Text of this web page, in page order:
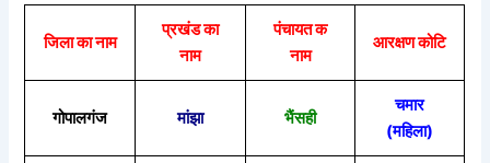
जिला का नाम
प्रखंड का
नाम
पंचायत क
नाम
आरक्षण कोटि
गोपालगंज मांझा भैंसही
चमार
(महिला)